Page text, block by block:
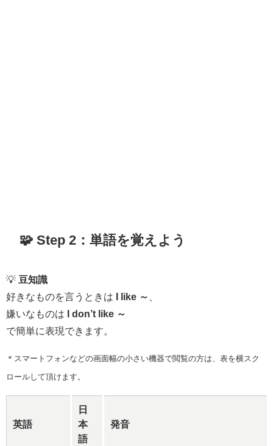
🧩 Step 2：単語を覚えよう
💡 豆知識
好きなものを言うときは
I like ～
嫌いなものは
I don’t like ～
で簡単に表現できます。
＊スマートフォンなどの画面幅の小さい機器で閲覧の方は、表を横スク
ロールして頂けます。
英語
日
本
語
発音